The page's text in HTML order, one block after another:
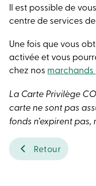
Il est possible de
centre de services
Une fois que vous
activée et vous
chez nos
La Carte Privilège
carte ne sont pas
fonds n’expirent
Retour